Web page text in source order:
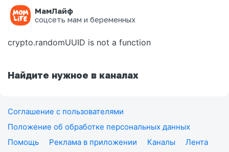
МамЛайф
соцсеть мам и беременных
Ошибка на странице
crypto.randomUUID is not a function
Найдите нужное в каналах
Соглашение с пользователями
Положение об обработке персональных данных
Помощь
Реклама в приложении Каналы
Лента